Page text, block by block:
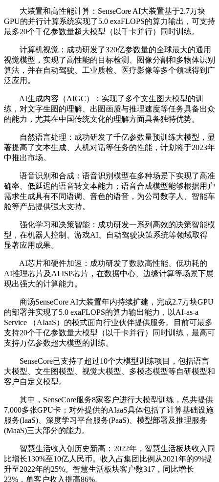
大装置和高性能计算：SenseCore AI大装置基于2.7万块
GPU的并行计算系统实现了5.0 exaFLOPS的算力输出，可支持
最多20个千亿参数量超大模型（以千卡并行）同时训练。
计算机视觉：成功研发了320亿参数量的全球最大的通用
视觉模型，实现了高性能的目标检测、图像分割和多物体识别
算法，并在自动驾驶、工业质检、医疗影像等多个领域得到广
泛应用。
AI生成内容（AIGC）：实现了多个文生图大模型的训
练，对文字生图的理解、出图画质与推理速度等任务具备出众
的能力，尤其在中国传统文化的理解方面具备独特优势。
自然语言处理：成功研发了千亿参数量预训练大模型，显
著提高了文本生成、人机对话等任务的性能，计划将于2023年
中推出市场。
语音识别和合成：语音识别模型在多种场景下实现了高准
确率、低延迟的语音转文本能力；语音合成模型能够根据用户
需求生成具有不同语调、音色的语音，为公司数字人、智能车
舱等产品提供强大支持。
强化学习和决策智能：成功研发一系列高效的决策智能模
型，在机器人控制、游戏AI、自动驾驶决策系统等领域取得
显著应用成果。
AI芯片和硬件加速：成功研发了数款高性能、低功耗的
AI推理芯片及AI ISP芯片，在数据中心、边缘计算等场景下展
现出强大的计算能力。
商汤SenseCore AI大装置年内持续扩建，完成2.7万块GPU
的部署并实现了5.0 exaFLOPS的算力输出能力，以AI-as-a
Service （AIaaS）的模式面向行业伙伴提供服务。目前可最多
支持20个千亿参数量大模型（以千卡并行）同时训练，最高可
支持万亿参数超大模型的训练。
SenseCore已支持了超过10个大模型训练项目，包括语言
大模型、文生图模型、视觉大模型、多模态模型等自研模型和
客户自定义模型。
其中，SenseCore服务8家客户进行大模型训练，总共提供
7,000多张GPU卡；对外提供的AIaaS具体包括了计算基础设施
服务(IaaS)、深度学习平台服务(PaaS)、模型部署及推理服务
(MaaS)三大部分的能力。
智慧生活收入创历史新高：2022年，智慧生活板块收入同
比增长130%至10亿人民币。收入占集团比例从2021年的9%提
升至2022年的25%。智慧生活板块客户数317，同比增长
23%，单客户收入提高86%。